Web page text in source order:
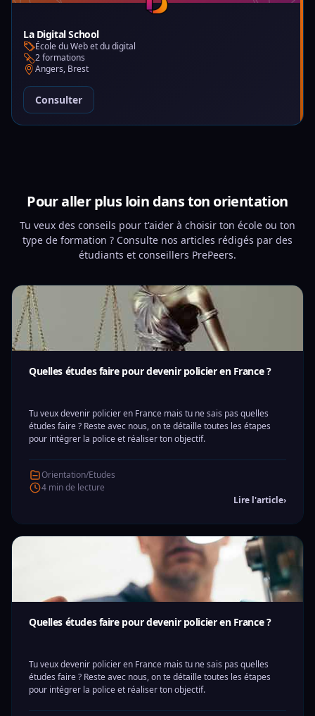
La Digital School
École du Web et du digital
2 formations
Angers, Brest
Consulter
Pour aller plus loin dans ton orientation
Tu veux des conseils pour t'aider à choisir ton école ou ton
type de formation ? Consulte nos articles rédigés par des
étudiants et conseillers PrePeers.
Quelles études faire pour devenir policier en France ?
Tu veux devenir policier en France mais tu ne sais pas quelles
études faire ? Reste avec nous, on te détaille toutes les étapes
pour intégrer la police et réaliser ton objectif.
Orientation/Etudes
4 min de lecture
Lire l'article›
Quelles études faire pour devenir policier en France ?
Tu veux devenir policier en France mais tu ne sais pas quelles
études faire ? Reste avec nous, on te détaille toutes les étapes
pour intégrer la police et réaliser ton objectif.